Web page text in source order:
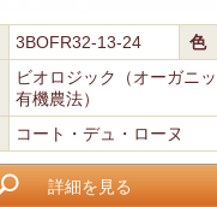
3BOFR32-13-24 色
ビオロジック（オーガニッ
有機農法）
コート・デュ・ローヌ
詳細を見る